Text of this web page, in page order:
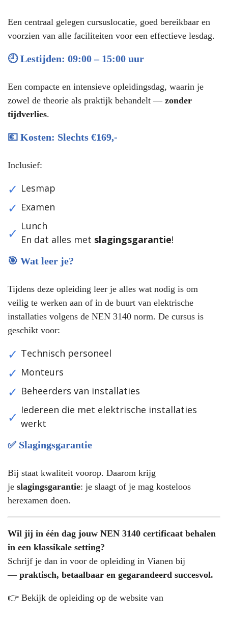
Een centraal gelegen cursuslocatie, goed bereikbaar en
voorzien van alle faciliteiten voor een effectieve lesdag.
🕘 Lestijden: 09:00 – 15:00 uur
Een compacte en intensieve opleidingsdag, waarin je
zowel de theorie als praktijk behandelt — zonder
tijdverlies.
💶 Kosten: Slechts €169,-
Inclusief:
Lesmap
Examen
Lunch
En dat alles met slagingsgarantie!
🎯 Wat leer je?
Tijdens deze opleiding leer je alles wat nodig is om
veilig te werken aan of in de buurt van elektrische
installaties volgens de NEN 3140 norm. De cursus is
geschikt voor:
Technisch personeel
Monteurs
Beheerders van installaties
Iedereen die met elektrische installaties
werkt
✅ Slagingsgarantie
Bij staat kwaliteit voorop. Daarom krijg
je slagingsgarantie: je slaagt of je mag kosteloos
herexamen doen.
Wil jij in één dag jouw NEN 3140 certificaat behalen
in een klassikale setting?
Schrijf je dan in voor de opleiding in Vianen bij
— praktisch, betaalbaar en gegarandeerd succesvol.
👉 Bekijk de opleiding op de website van